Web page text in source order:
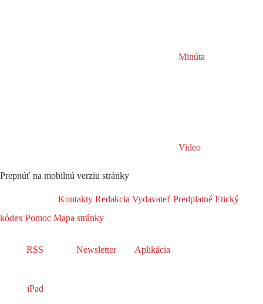
Minúta
Video
Prepnúť na mobilnú verziu stránky
Kontakty Redakcia Vydavateľ Predplatné Etický
kódex Pomoc Mapa stránky
RSS Newsletter Aplikácia
iPad